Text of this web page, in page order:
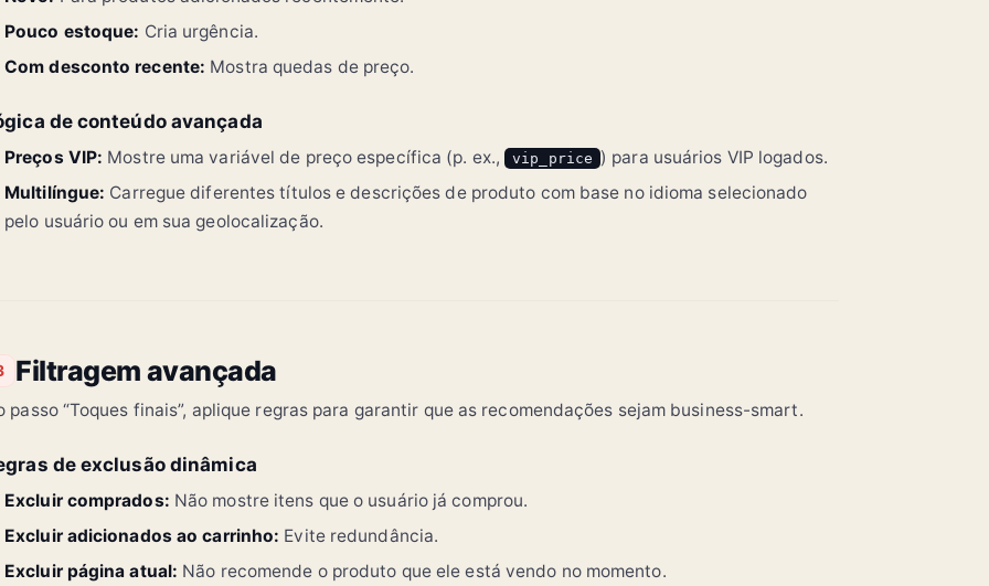
Pouco estoque: Cria urgência.
Com desconto recente: Mostra quedas de preço.
de conteúdo avançada
Preços VIP: Mostre uma variável de preço específica (p. ex., vip_price ) para usuários VIP logados.
Multilíngue: Carregue diferentes títulos e descrições de produto com base no idioma selecionado
pelo usuário ou em sua geolocalização.
Filtragem avançada
passo “Toques finais”, aplique regras para garantir que as recomendações sejam business-smart.
de exclusão dinâmica
Excluir comprados: Não mostre itens que o usuário já comprou.
Excluir adicionados ao carrinho: Evite redundância.
Excluir página atual: Não recomende o produto que ele está vendo no momento.